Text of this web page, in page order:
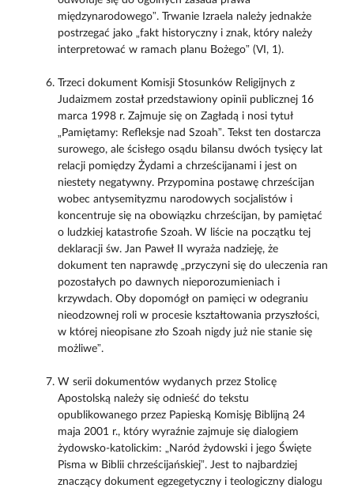
międzynarodowego”. Trwanie Izraela należy jednakże
postrzegać jako „fakt historyczny i znak, który należy
interpretować w ramach planu Bożego” (VI, 1).
Trzeci dokument Komisji Stosunków Religijnych z
Judaizmem został przedstawiony opinii publicznej 16
marca 1998 r. Zajmuje się on Zagładą i nosi tytuł
„Pamiętamy: Refleksje nad Szoah”. Tekst ten dostarcza
surowego, ale ścisłego osądu bilansu dwóch tysięcy lat
relacji pomiędzy Żydami a chrześcijanami i jest on
niestety negatywny. Przypomina postawę chrześcijan
wobec antysemityzmu narodowych socjalistów i
koncentruje się na obowiązku chrześcijan, by pamiętać
o ludzkiej katastrofie Szoah. W liście na początku tej
deklaracji św. Jan Paweł II wyraża nadzieję, że
dokument ten naprawdę „przyczyni się do uleczenia ran
pozostałych po dawnych nieporozumieniach i
krzywdach. Oby dopomógł on pamięci w odegraniu
nieodzownej roli w procesie kształtowania przyszłości,
w której nieopisane zło Szoah nigdy już nie stanie się
możliwe”.
W serii dokumentów wydanych przez Stolicę
Apostolską należy się odnieść do tekstu
opublikowanego przez Papieską Komisję Biblijną 24
maja 2001 r., który wyraźnie zajmuje się dialogiem
żydowsko-katolickim: „Naród żydowski i jego Święte
Pisma w Biblii chrześcijańskiej”. Jest to najbardziej
znaczący dokument egzegetyczny i teologiczny dialogu